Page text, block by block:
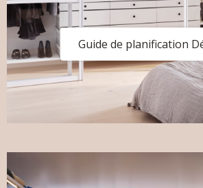
Guide de planification